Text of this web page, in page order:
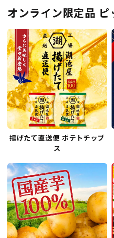
オンライン限定品 ピ
揚げたて直送便 ポテトチップ
ス